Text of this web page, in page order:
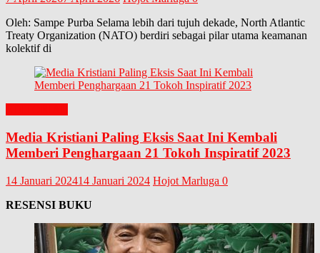
Oleh: Sampe Purba Selama lebih dari tujuh dekade, North Atlantic
Treaty Organization (NATO) berdiri sebagai pilar utama keamanan
kolektif di
Media Kristiani Paling Eksis Saat Ini Kembali
Memberi Penghargaan 21 Tokoh Inspiratif 2023
14 Januari 202414 Januari 2024 Hojot Marluga 0
RESENSI BUKU